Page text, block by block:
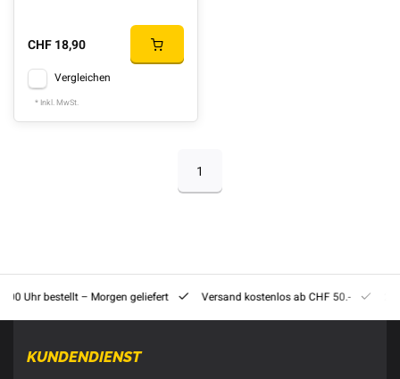
CHF 18,90
Vergleichen
* Inkl. MwSt.
1
Uhr bestellt – Morgen geliefert Versand kostenlos ab CHF 50.-
KUNDENDIENST